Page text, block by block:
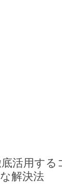
活用する
解決法